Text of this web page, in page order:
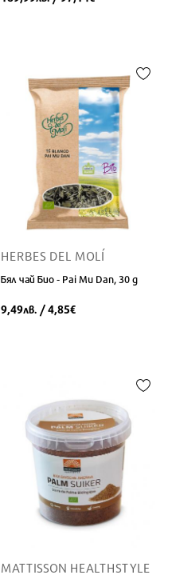
HERBES DEL MOLÍ
Бял чай Био - Pai Mu Dan, 30 g
9,49лв. / 4,85€
MATTISSON HEALTHSTYLE